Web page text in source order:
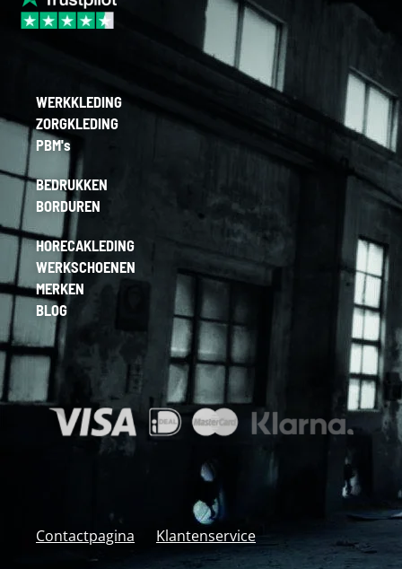
WERKKLEDING
ZORGKLEDING
PBM's
BEDRUKKEN
BORDUREN
HORECAKLEDING
WERKSCHOENEN
MERKEN
BLOG
Contactpagina Klantenservice